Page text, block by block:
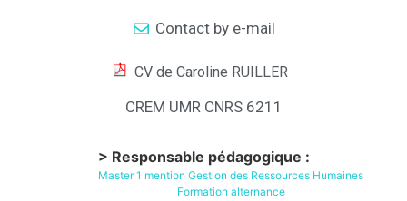
Contact by e-mail
CV de Caroline RUILLER
CREM UMR CNRS 6211
> Responsable pédagogique :
Master 1 mention Gestion des Ressources Humaines
Formation alternance